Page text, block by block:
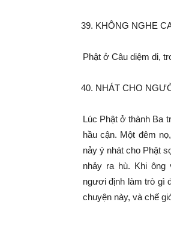
KHÔNG NGHE
Phật ở Câu diệm di,
NHÁT CHO
Lúc Phật ở thành Ba
hầu cận. Một đêm
nảy ý nhát cho Phật
nhảy ra hù. Khi ông
ngươi định làm trò gì
chuyện này, và chế